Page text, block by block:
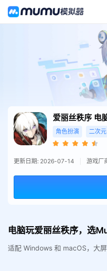
爱丽丝秩序 电
角色扮演 二次元
更新日期: 2026-07-14 游戏厂
电脑玩爱丽丝秩序，选
适配 Windows 和 macOS，大屏